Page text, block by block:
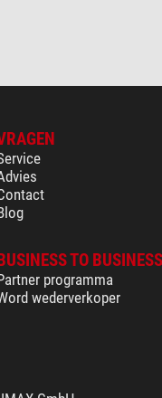
BUSINESS TO BUSINESS
programma
wederverkoper